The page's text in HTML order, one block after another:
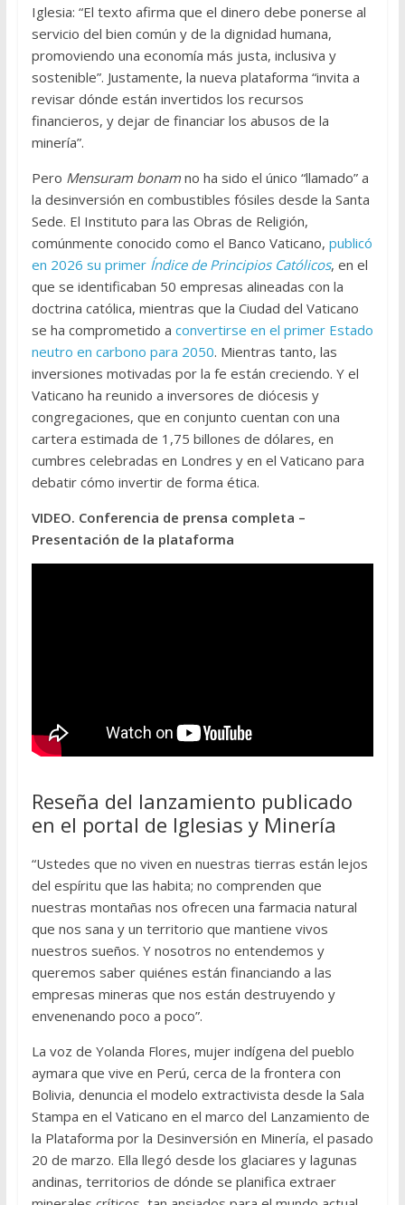
Iglesia: “El texto afirma que el dinero debe ponerse al
servicio del bien común y de la dignidad humana,
promoviendo una economía más justa, inclusiva y
sostenible”. Justamente, la nueva plataforma “invita a
revisar dónde están invertidos los recursos
financieros, y dejar de financiar los abusos de la
minería”.
Pero Mensuram bonamno ha sido el único “llamado” a
la desinversión en combustibles fósiles desde la Santa
Sede. El Instituto para las Obras de Religión,
comúnmente conocido como el Banco Vaticano, publicó
en 2026 su primer Índice de Principios Católicos, en el
que se identificaban 50 empresas alineadas con la
doctrina católica, mientras que la Ciudad del Vaticano
se ha comprometido a convertirse en el primer Estado
neutro en carbono para 2050. Mientras tanto, las
inversiones motivadas por la fe están creciendo. Y el
Vaticano ha reunido a inversores de diócesis y
congregaciones, que en conjunto cuentan con una
cartera estimada de 1,75 billones de dólares, en
cumbres celebradas en Londres y en el Vaticano para
debatir cómo invertir de forma ética.
VIDEO. Conferencia de prensa completa –
Presentación de la plataforma
Reseña del lanzamiento publicado
en el portal de Iglesias y Minería
“Ustedes que no viven en nuestras tierras están lejos
del espíritu que las habita; no comprenden que
nuestras montañas nos ofrecen una farmacia natural
que nos sana y un territorio que mantiene vivos
nuestros sueños. Y nosotros no entendemos y
queremos saber quiénes están financiando a las
empresas mineras que nos están destruyendo y
envenenando poco a poco”.
La voz de Yolanda Flores, mujer indígena del pueblo
aymara que vive en Perú, cerca de la frontera con
Bolivia, denuncia el modelo extractivista desde la Sala
Stampa en el Vaticano en el marco del Lanzamiento de
la Plataforma por la Desinversión en Minería, el pasado
20 de marzo. Ella llegó desde los glaciares y lagunas
andinas, territorios de dónde se planifica extraer